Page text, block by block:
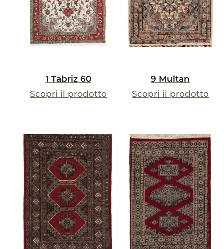
1 Tabriz 60
Scopri il prodotto
9 Multan
Scopri il prodotto